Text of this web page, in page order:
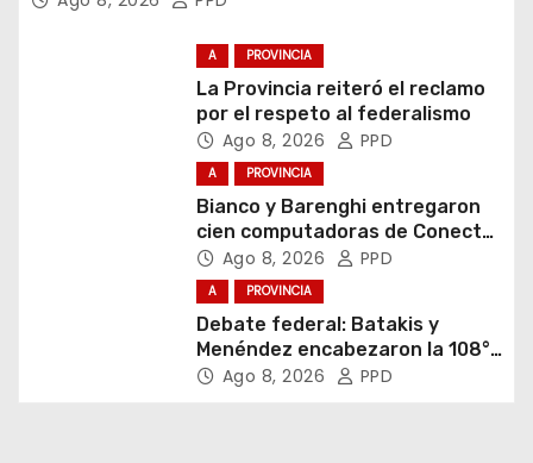
A PROVINCIA
La Provincia reiteró el reclamo
por el respeto al federalismo
Ago 8, 2026 PPD
A PROVINCIA
Bianco y Barenghi entregaron
cien computadoras de Conectar
Igualdad Bonaerense
Ago 8, 2026 PPD
A PROVINCIA
Debate federal: Batakis y
Menéndez encabezaron la 108°
Asamblea del CNV
Ago 8, 2026 PPD